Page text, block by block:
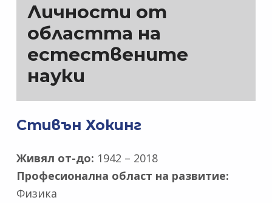
Личности от
областта на
естествените
науки
Стивън Хокинг
Живял от-до: 1942 – 2018
Професионална област на развитие:
Физика